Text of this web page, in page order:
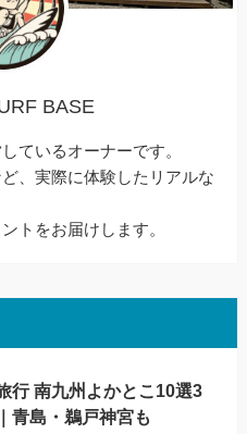
BASE
ているオーナーです。
、実際に体験したリアルな
トをお届けします。
行 南九州よかとこ10選3
青島・鵜戸神宮も